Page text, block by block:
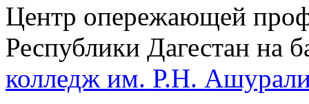
Центр опережающей
Республики Дагестан на
колледж им. Р.Н.